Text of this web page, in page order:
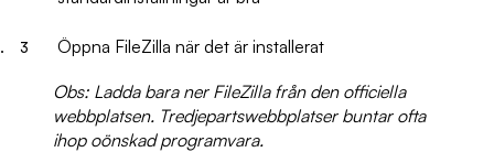
Öppna FileZilla när det är installerat
Obs: Ladda bara ner FileZilla från den officiella
webbplatsen. Tredjepartswebbplatser buntar ofta
ihop oönskad programvara.